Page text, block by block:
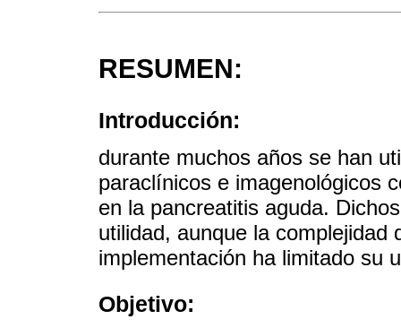
RESUMEN:
Introducción:
durante muchos años se han
paraclínicos e imagenológicos
en la pancreatitis aguda.
utilidad, aunque la complejidad
implementación ha limitado su
Objetivo: